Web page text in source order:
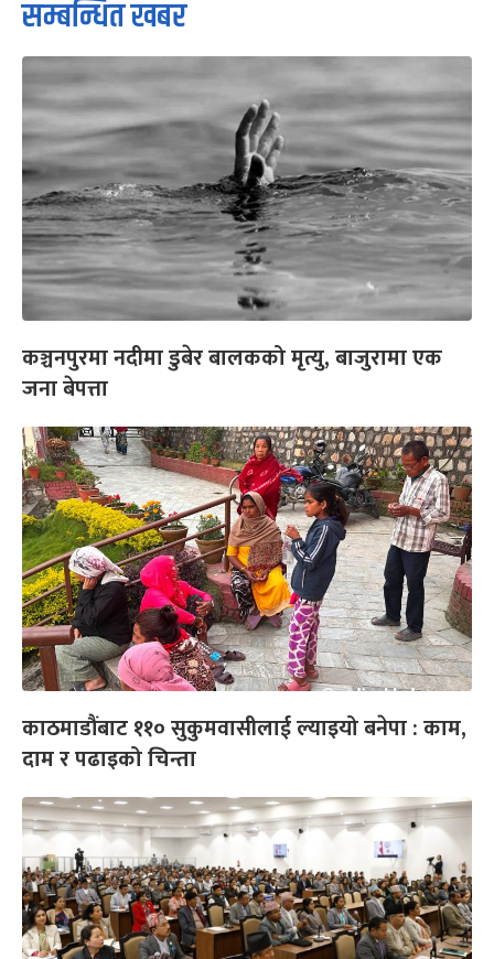
सम्बन्धित खबर
कञ्चनपुरमा नदीमा डुबेर बालकको मृत्यु, बाजुरामा एक
जना बेपत्ता
काठमाडौंबाट ११० सुकुमवासीलाई ल्याइयो बनेपा : काम,
दाम र पढाइको चिन्ता